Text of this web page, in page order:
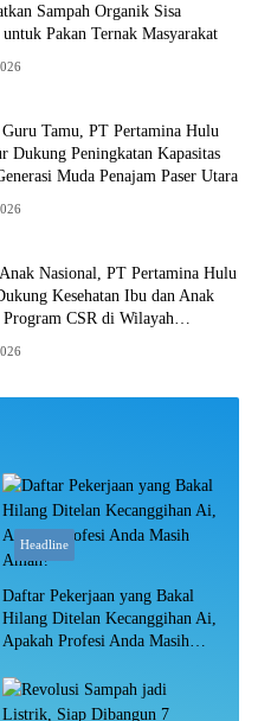
Sampah Organik Sisa
Pakan Ternak Masyarakat
Tamu, PT Pertamina Hulu
Dukung Peningkatan Kapasitas
Muda Penajam Paser Utara
Nasional, PT Pertamina Hulu
Kesehatan Ibu dan Anak
CSR di Wilayah
Headline
Daftar Pekerjaan yang Bakal
Hilang Ditelan Kecanggihan Ai,
Apakah Profesi Anda Masih